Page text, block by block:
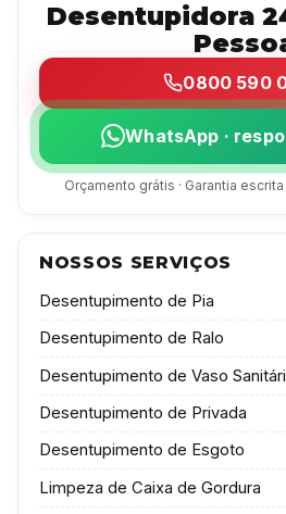
Desentupidora
0800 590
WhatsApp ·
Orçamento grátis · Garantia
NOSSOS SERVIÇOS
Desentupimento de Pia
Desentupimento de Ralo
Desentupimento de Vaso
Desentupimento de Privada
Desentupimento de Esgoto
Limpeza de Caixa de Gordura